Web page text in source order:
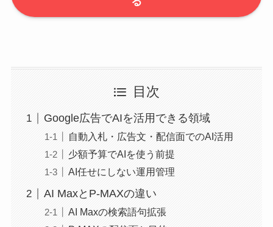
目次
Google広告でAIを活用できる領域
自動入札・広告文・配信面でのAI活用
少額予算でAIを使う前提
AI任せにしない運用管理
AI MaxとP-MAXの違い
AI Maxの検索語句拡張